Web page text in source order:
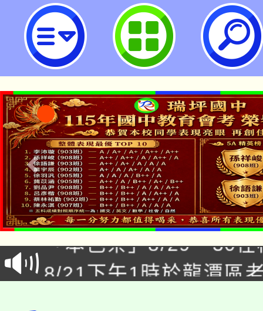
114社會情緒學習（SEL）與專題
融入自主學習增能培力工作坊-桃
公告本校115學年度第
代理(課)教師甄選結果
告(尚有缺額)
「本色祭」8/29、30在
場熱烈登場!
8/21下午1時於龍潭區